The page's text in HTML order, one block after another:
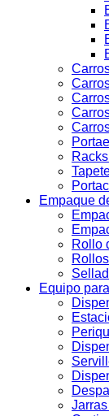
Empaque
Rollo
Equipo